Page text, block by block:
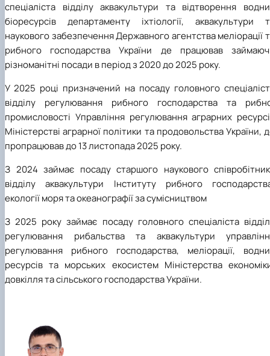
спеціаліста відділу аквакультури та відтворення
біоресурсів департаменту іхтіології, аквакультури
наукового забезпечення Державного агентства меліорації
рибного господарства України де працював
різноманітні посади в період з 2020 до 2025 року.
У 2025 році призначений на посаду головного
відділу регулювання рибного господарства та
промисловості Управління регулювання аграрних
Міністерстві аграрної політики та продовольства України,
пропрацював до 13 листопада 2025 року.
З 2024 займає посаду старшого наукового
відділу аквакультури Інституту рибного
екології моря та океанографії за сумісництвом
З 2025 року займає посаду головного спеціаліста
регулювання рибальства та аквакультури
регулювання рибного господарства, меліорації,
ресурсів та морських екосистем Міністерства
довкілля та сільського господарства України.